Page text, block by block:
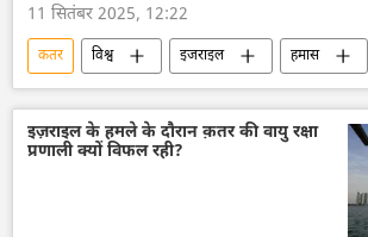
11 सितंबर 2025, 12:22
कतर विश्व इजराइल
हमास
गाज़ा पट्टी
बेंजामिन नेतन्याहू
इज़राइल के हमले के दौरान क़तर की वायु रक्षा
प्रणाली क्यों विफल रही?